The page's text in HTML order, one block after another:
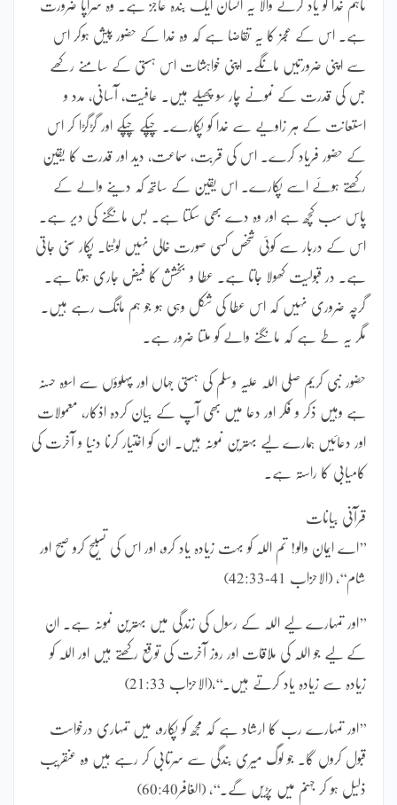
تاہم خدا کو یاد کرنے والا یہ انسان ایک بندہ عاجز ہے۔ وہ سراپا ضرورت
ہے۔ اس کے عجز کا یہ تقاضا ہے کہ وہ خدا کے حضور پیش ہوکر اس
سے اپنی ضرورتیں مانگے۔ اپنی خواہشات اس ہستی کے سامنے رکھے
جس کی قدرت کے نمونے چار سو پھیلے ہیں۔ عافیت، آسانی، مدد و
استعانت کے ہر زاویے سے خدا کو پکارے۔ چپکے چپکے اور گڑگڑا کر اس
کے حضور فریاد کرے۔ اس کی قربت، سماعت، دید اور قدرت کا یقین
رکھتے ہوئے اسے پکارے۔ اس یقین کے ساتھ کہ دینے والے کے
پاس سب کچھ ہے اور وہ دے بھی سکتا ہے۔ بس مانگنے کی دیر ہے۔
اس کے دربار سے کوئی شخص کسی صورت خالی نہیں لوٹتا۔ پکار سنی جاتی
ہے۔ در قبولیت کھولا جاتا ہے۔ عطا و بخشش کا فیض جاری ہوتا ہے۔
گرچہ ضروری نہیں کہ اس عطا کی شکل وہی ہو جو ہم مانگ رہے ہیں۔
مگر یہ طے ہے کہ مانگنے والے کو ملتا ضرور ہے۔
حضور نبی کریم صلی اللہ علیہ وسلم کی ہستی جہاں اور پہلوؤں سے اسوہ حسنہ
ہے وہیں ذکر و فکر اور دعا میں بھی آپ کے بیان کردہ اذکار، معمولات
اور دعائیں ہمارے لیے بہترین نمونہ ہیں۔ ان کو اختیار کرنا دنیا و آخرت کی
کامیابی کا راستہ ہے۔
قرآنی بیانات
’’اے ایمان والو! تم اللہ کو بہت زیادہ یاد کرو، اور اس کی تسبیح کرو صبح اور
شام‘‘، (الاحزاب 41-42:33)
’’اور تمہارے لیے اللہ کے رسول کی زندگی میں بہترین نمونہ ہے۔ ان
کے لیے جو اللہ کی ملاقات اور روز آخرت کی توقع رکھتے ہیں اور اللہ کو
زیادہ سے زیادہ یاد کرتے ہیں۔‘‘،(الاحزاب 21:33)
’’اور تمہارے رب کا ارشاد ہے کہ مجھ کو پکارو، میں تمہاری درخواست
قبول کروں گا۔ جو لوگ میری بندگی سے سرتابی کر رہے ہیں وہ عنقریب
ذلیل ہو کر جہنم میں پڑیں گے۔‘‘، (الغافر60:40)